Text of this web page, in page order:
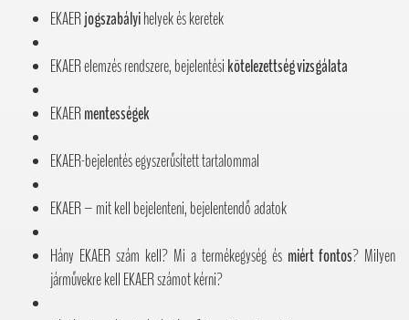
EKAERjogszabályihelyek és keretek
EKAER elemzés rendszere, bejelentésikötelezettség vizsgálata
EKAERmentességek
EKAER-bejelentés egyszerűsített tartalommal
EKAER – mit kell bejelenteni, bejelentendő adatok
Hány EKAER szám kell? Mi a termékegység és miért fontos? Milyen
járművekre kell EKAER számot kérni?